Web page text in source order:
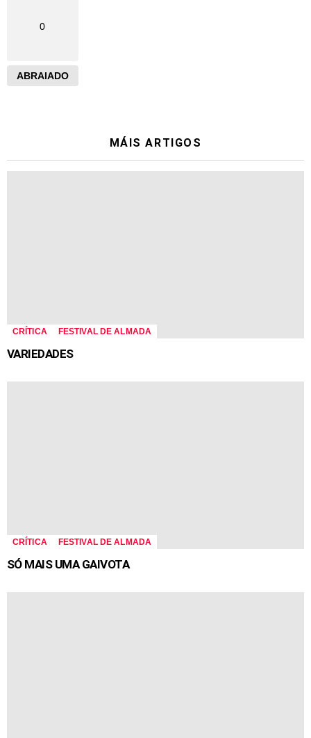
0
ABRAIADO
MÁIS ARTIGOS
CRÍTICA FESTIVAL DE ALMADA
VARIEDADES
CRÍTICA FESTIVAL DE ALMADA
SÓ MAIS UMA GAIVOTA